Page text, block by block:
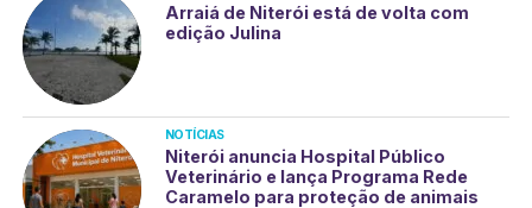
Arraiá de Niterói está de volta com
edição Julina
NOTÍCIAS
Niterói anuncia Hospital Público
Veterinário e lança Programa Rede
Caramelo para proteção de animais